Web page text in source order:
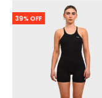
39% OFF